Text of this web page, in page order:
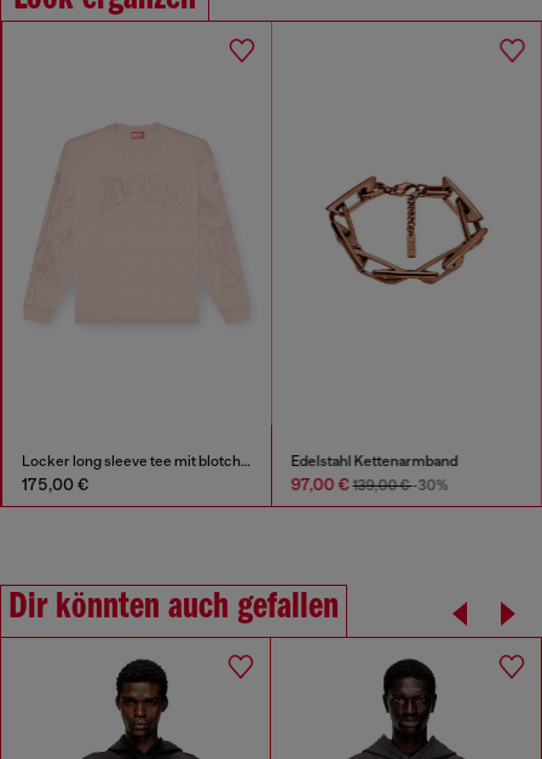
Locker long sleeve tee mit blotched print
175,00 €
Edelstahl Kettenarmband
97,00 €139,00 €-30%
Dir könnten auch gefallen